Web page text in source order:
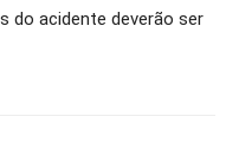
do acidente deverão ser